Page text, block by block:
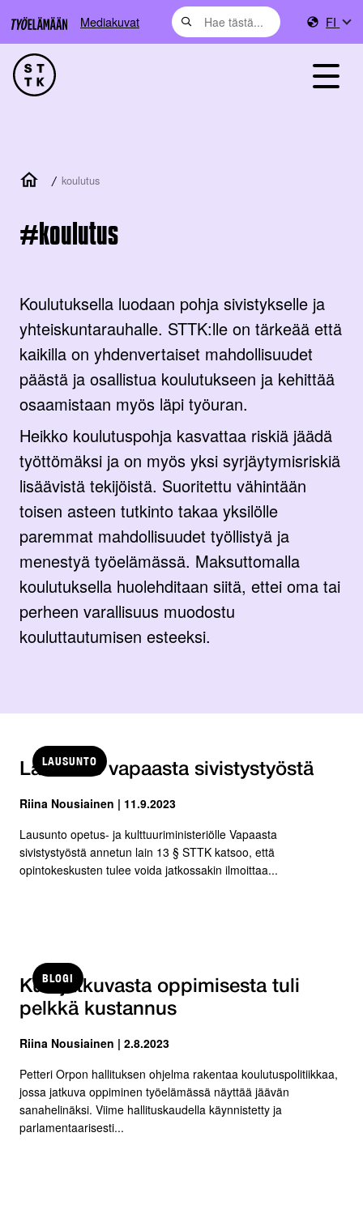
Mediakuvat FI
/ koulutus
koulutus
Koulutuksella luodaan pohja sivistykselle ja
yhteiskuntarauhalle. STTK:lle on tärkeää että
kaikilla on yhdenvertaiset mahdollisuudet
päästä ja osallistua koulutukseen ja kehittää
osaamistaan myös läpi työuran.
Heikko koulutuspohja kasvattaa riskiä jäädä
työttömäksi ja on myös yksi syrjäytymisriskiä
lisäävistä tekijöistä. Suoritettu vähintään
toisen asteen tutkinto takaa yksilölle
paremmat mahdollisuudet työllistyä ja
menestyä työelämässä. Maksuttomalla
koulutuksella huolehditaan siitä, ettei oma tai
perheen varallisuus muodostu
kouluttautumisen esteeksi.
LAUSUNTO
Lausunto vapaasta sivistystyöstä
Riina Nousiainen | 11.9.2023
Lausunto opetus- ja kulttuuriministeriölle Vapaasta
sivistystyöstä annetun lain 13 § STTK katsoo, että
opintokeskusten tulee voida jatkossakin ilmoittaa...
BLOGI
Kun jatkuvasta oppimisesta tuli
pelkkä kustannus
Riina Nousiainen | 2.8.2023
Petteri Orpon hallituksen ohjelma rakentaa koulutuspolitiikkaa,
jossa jatkuva oppiminen työelämässä näyttää jäävän
sanahelinäksi. Viime hallituskaudella käynnistetty ja
parlamentaarisesti...